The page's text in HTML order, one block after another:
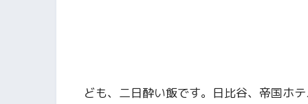
ども、二日酔い飯です。日比谷、帝国ホ